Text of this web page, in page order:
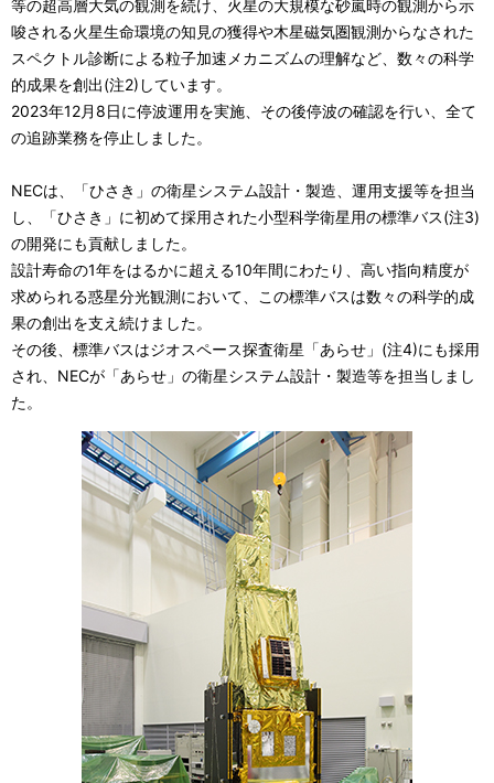
シ
ョ
ン
等の超高層大気の観測を続け、火星の大規模な砂嵐時の観測から示
唆される火星生命環境の知見の獲得や木星磁気圏観測からなされた
スペクトル診断による粒子加速メカニズムの理解など、数々の科学
的成果を創出(注2)しています。
2023年12月8日に停波運用を実施、その後停波の確認を行い、全て
の追跡業務を停止しました。
NECは、「ひさき」の衛星システム設計・製造、運用支援等を担当
し、「ひさき」に初めて採用された小型科学衛星用の標準バス(注3)
の開発にも貢献しました。
設計寿命の1年をはるかに超える10年間にわたり、高い指向精度が
求められる惑星分光観測において、この標準バスは数々の科学的成
果の創出を支え続けました。
その後、標準バスはジオスペース探査衛星「あらせ」(注4)にも採用
され、NECが「あらせ」の衛星システム設計・製造等を担当しまし
た。